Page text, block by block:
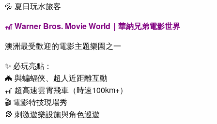
💦 夏日玩水旅客
🎢 Warner Bros. Movie World｜華納兄弟電影世界
澳洲最受歡迎的電影主題樂園之一
✨ 必玩亮點：
🦇 與蝙蝠俠、超人近距離互動
🎢 超高速雲霄飛車（時速100km+）
🎬 電影特技現場秀
🎡 刺激遊樂設施與角色巡遊